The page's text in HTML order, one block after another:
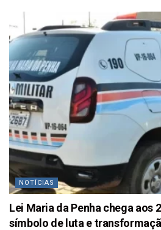
NOTÍCIAS
Lei Maria da Penha chega aos
símbolo de luta e